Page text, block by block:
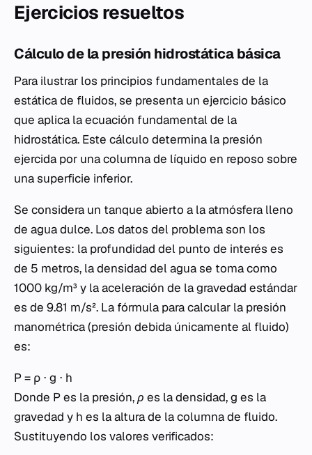
Ejercicios resueltos
Cálculo de la presión hidrostática básica
Para ilustrar los principios fundamentales de la
estática de fluidos, se presenta un ejercicio básico
que aplica la ecuación fundamental de la
hidrostática. Este cálculo determina la presión
ejercida por una columna de líquido en reposo sobre
una superficie inferior.
Se considera un tanque abierto a la atmósfera lleno
de agua dulce. Los datos del problema son los
siguientes: la profundidad del punto de interés es
de 5 metros, la densidad del agua se toma como
1000 kg/m³ y la aceleración de la gravedad estándar
es de 9.81 m/s². La fórmula para calcular la presión
manométrica (presión debida únicamente al fluido)
es:
P = ρ ⋅ g ⋅ h
Donde Pes la presión,ρ es la densidad,g es la
gravedad y h es la altura de la columna de fluido.
Sustituyendo los valores verificados: